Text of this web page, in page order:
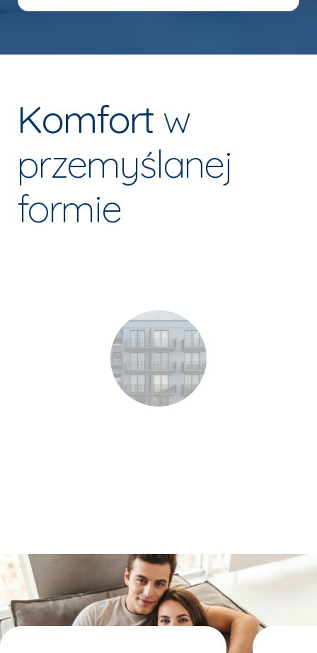
Komfort w
przemyślanej
formie